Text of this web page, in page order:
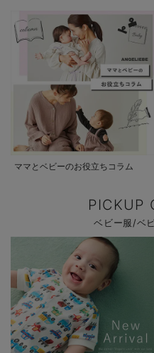
ママとベビーのお役立ちコラム
PICKUP
ベビー服/ベ